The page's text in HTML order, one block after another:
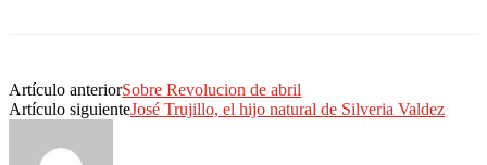
Artículo anteriorSobre Revolucion de abril
Artículo siguienteJosé Trujillo, el hijo natural de Silveria Valdez